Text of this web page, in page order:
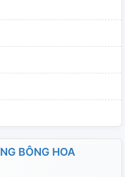
BÔNG HOA